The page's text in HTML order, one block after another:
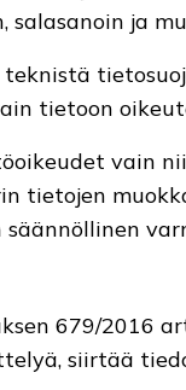
salasanoin ja
tietoon
vain
tietojen
679/2016
siirtää